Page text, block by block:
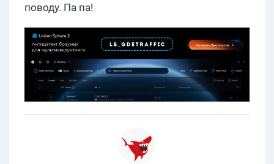
поводу. Па па!